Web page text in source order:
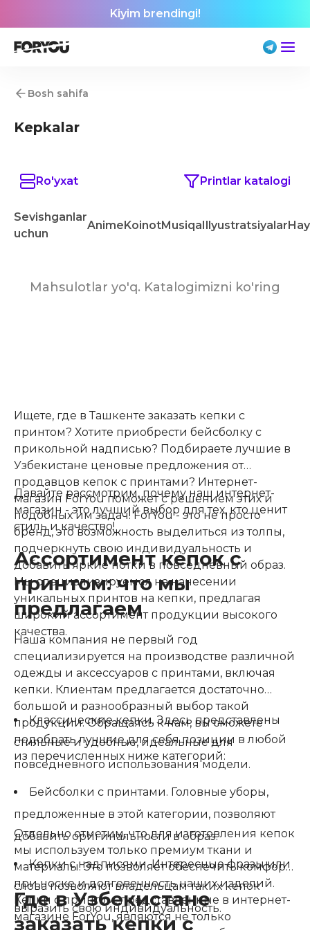
Kiyim brendingi!
Bosh sahifa
Kepkalar
Ro'yxat Printlar katalogi
Sevishganlar
uchun
AnimeKoinotMusiqaIllyustratsiyalar
Mahsulotlar yo'q. Katalogimizni ko'ring
Ищете, где в Ташкенте заказать кепки с
принтом? Хотите приобрести бейсболку с
прикольной надписью? Подбираете лучшие в
Узбекистане ценовые предложения от
продавцов кепок с принтами? Интернет-
магазин ForYou поможет с решением этих и
подобных им задач! ForYou - это не просто
бренд, это возможность выделиться из толпы,
подчеркнуть свою индивидуальность и
добавить яркие нотки в повседневный образ.
Мы специализируемся на нанесении
уникальных принтов на кепки, предлагая
широкий ассортимент продукции высокого
качества.
Давайте рассмотрим, почему наш интернет-
магазин - это лучший выбор для тех, кто ценит
стиль и качество!
Ассортимент кепок с
принтом: что мы
предлагаем
Наша компания не первый год
специализируется на производстве различной
одежды и аксессуаров с принтами, включая
кепки. Клиентам предлагается достаточно
большой и разнообразный выбор такой
продукции. Обращаясь к нам, вы сможете
подобрать лучшие для себя позиции в любой
из перечисленных ниже категорий:
Классические кепки. Здесь представлены
стильные и удобные, идеальные для
повседневного использования модели.
Бейсболки с принтами. Головные уборы,
предложенные в этой категории, позволяют
добавить оригинальности в образ.
Кепки с надписями. Интересные фразы или
слова позволяют владельцам таких кепок
выразить свою индивидуальность.
Отдельно отметим, что для изготовления кепок
мы используем только премиум ткани и
материалы. Это позволяет обеспечить комфорт
при носке и долговечность наших изделий.
Кепки с принтом, представленные в интернет-
магазине ForYou, являются не только
Где в Узбекистане
заказать кепки с